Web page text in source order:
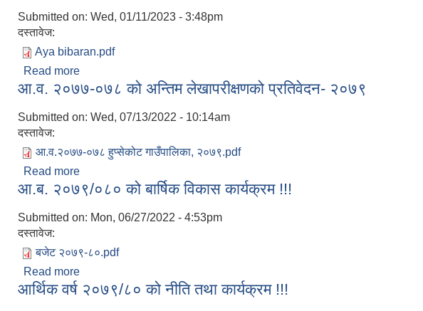
Submitted on: Wed, 01/11/2023 - 3:48pm
दस्तावेज:
Aya bibaran.pdf
Read more
आ.व. २०७७-०७८ को अन्तिम लेखापरीक्षणको प्रतिवेदन- २०७९
Submitted on: Wed, 07/13/2022 - 10:14am
दस्तावेज:
आ.व.२०७७-०७८ हुप्सेकोट गाउँपालिका, २०७९.pdf
Read more
आ.ब. २०७९/०८० को बार्षिक विकास कार्यक्रम !!!
Submitted on: Mon, 06/27/2022 - 4:53pm
दस्तावेज:
बजेट २०७९-८०.pdf
Read more
आर्थिक वर्ष २०७९/८० को नीति तथा कार्यक्रम !!!